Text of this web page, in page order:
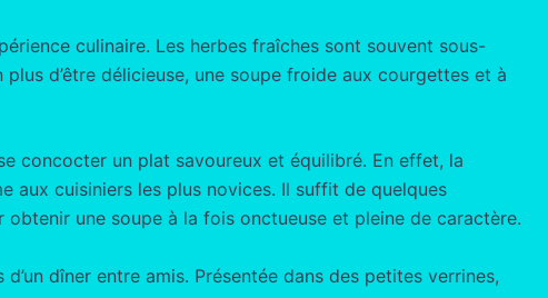
culinaire. Les herbes fraîches sont souvent sous-
d’être délicieuse, une soupe froide aux courgettes et à
concocter un plat savoureux et équilibré. En effet, la
aux cuisiniers les plus novices. Il suffit de quelques
obtenir une soupe à la fois onctueuse et pleine de caractère.
d’un dîner entre amis. Présentée dans des petites verrines,